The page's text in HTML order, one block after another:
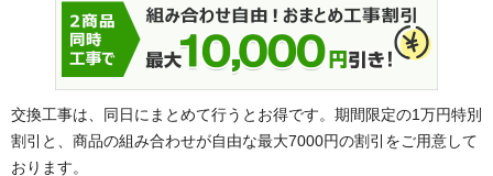
交換工事は、同日にまとめて行うとお得です。期間限定の1万円特別
割引と、商品の組み合わせが自由な最大7000円の割引をご用意して
おります。